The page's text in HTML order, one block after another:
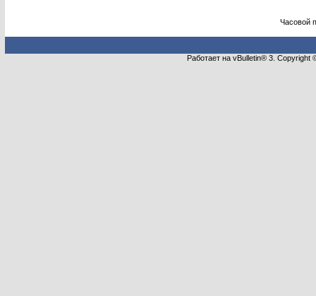
Часовой
Работает на vBulletin® 3.